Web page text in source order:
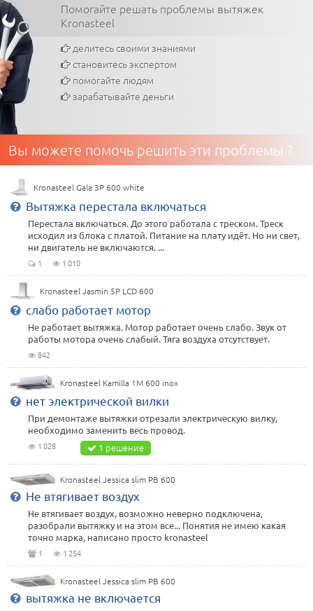
Помогайте решать проблемы вытяжек
Kronasteel
делитесь своими знаниями
становитесь экспертом
помогайте людям
зарабатывайте деньги
Вы можете помочь решить эти проблемы ?
Kronasteel Gala 3P 600 white
Вытяжка перестала включаться
Перестала включаться. До этого работала с треском. Треск
исходил из блока с платой. Питание на плату идёт. Но ни свет,
ни двигатель не включаются. ...
1 1 010
Kronasteel Jasmin 5P LCD 600
слабо работает мотор
Не работает вытяжка. Мотор работает очень слабо. Звук от
работы мотора очень слабый. Тяга воздуха отсутствует.
842
Kronasteel Kamilla 1M 600 inox
нет электрической вилки
При демонтаже вытяжки отрезали электрическую вилку,
необходимо заменить весь провод.
1 028 1 решение
Kronasteel Jessica slim PB 600
Не втягивает воздух
Не втягивает воздух, возможно неверно подключена,
разобрали вытяжку и на этом все... Понятия не имею какая
точно марка, написано просто kronasteel
1 1 254
Kronasteel Jessica slim PB 600
вытяжка не включается